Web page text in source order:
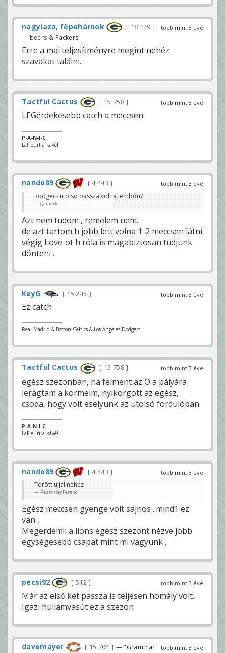
több mint 3 éve
nagylaza, főpohárnok 18 129
— beers & Packers
Erre a mai teljesítményre megint nehéz
szavakat találni.
több mint 3 éve
Tactful Cactus 15 758
LEGérdekesebb catch a meccsen.
P-A-N-I-C
LaFleurt a kávé!
több mint 3 éve
nando89
4 443
Rodgers utolso passza volt a lembón?
gamerkr
Azt nem tudom , remelem nem.
de azt tartom h jobb lett volna 1-2 meccsen látni
végig Love-ot h róla is magabiztosan tudjunk
dönteni .
több mint 3 éve
KeyG 15 245
Ez catch
Real Madrid & Boston Celtics & Los Angeles Dodgers
több mint 3 éve
Tactful Cactus 15 758
egész szezonban, ha felment az O a pályára
lerágtam a körmeim, nyikorgott az egész,
csoda, hogy volt esélyünk az utolsó fordulóban
P-A-N-I-C
LaFleurt a kávé!
több mint 3 éve
nando89
4 443
Törött ujjal nehéz
Peszinter Ferenc
Egész meccsen gyenge volt sajnos ..mind1 ez
van ,
Megerdemli a lions egész szezont nézve jobb
egységesebb csapat mint mi vagyunk .
több mint 3 éve
pecsi92 512
Már az első két passza is teljesen homály volt.
Igazi hullámvasút ez a szezon
több mint 3 éve
davemayer 15 704
— "Grammar